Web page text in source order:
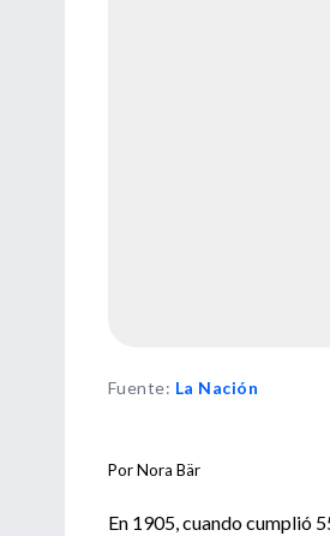
Fuente: La Nación
Por Nora Bär
En 1905, cuando cumplió